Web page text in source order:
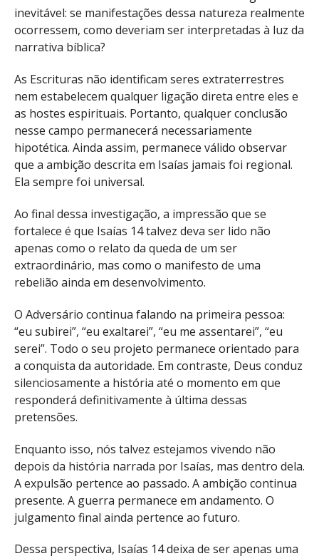
inevitável: se manifestações dessa natureza realmente
ocorressem, como deveriam ser interpretadas à luz da
narrativa bíblica?
As Escrituras não identificam seres extraterrestres
nem estabelecem qualquer ligação direta entre eles e
as hostes espirituais. Portanto, qualquer conclusão
nesse campo permanecerá necessariamente
hipotética. Ainda assim, permanece válido observar
que a ambição descrita em Isaías jamais foi regional.
Ela sempre foi universal.
Ao final dessa investigação, a impressão que se
fortalece é que Isaías 14 talvez deva ser lido não
apenas como o relato da queda de um ser
extraordinário, mas como o manifesto de uma
rebelião ainda em desenvolvimento.
O Adversário continua falando na primeira pessoa:
“eu subirei”, “eu exaltarei”, “eu me assentarei”, “eu
serei”. Todo o seu projeto permanece orientado para
a conquista da autoridade. Em contraste, Deus conduz
silenciosamente a história até o momento em que
responderá definitivamente à última dessas
pretensões.
Enquanto isso, nós talvez estejamos vivendo não
depois da história narrada por Isaías, mas dentro dela.
A expulsão pertence ao passado. A ambição continua
presente. A guerra permanece em andamento. O
julgamento final ainda pertence ao futuro.
Dessa perspectiva, Isaías 14 deixa de ser apenas uma